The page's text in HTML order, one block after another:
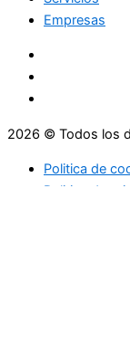
Empresas
2026 © Todos los
Politica de
Politica de